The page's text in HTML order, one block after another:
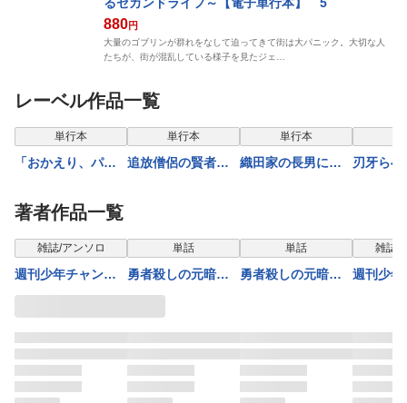
880円
大量のゴブリンが群れをなして迫ってきて街は大パニック。大切な人
たちが、街が混乱している様子を見たジェ…
レーベル作品一覧
単行本
「おかえり、パ
本】 6
単行本
追放僧侶の賢者タ
単行本
織田家の長男に生
ので改革を起こし
ます～ 12
刃牙ら
著者作品一覧
雑誌/アンソロ
週刊少年チャンピ
オン2026年36+37
単話
勇者殺しの元暗殺
者。～無職のおっ
カンドライフ～(話
売り) #30
単話
勇者殺しの元暗殺
カンドライフ～(話
売り) #31
雑誌/
週刊少年